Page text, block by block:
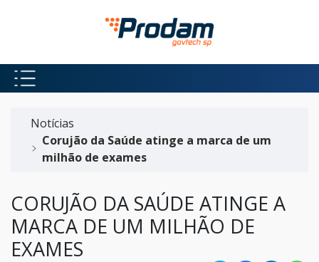
Pular para o Conteúdo principal
Notícias
Corujão da Saúde atinge a marca de um
milhão de exames
CORUJÃO DA SAÚDE ATINGE A
MARCA DE UM MILHÃO DE
EXAMES